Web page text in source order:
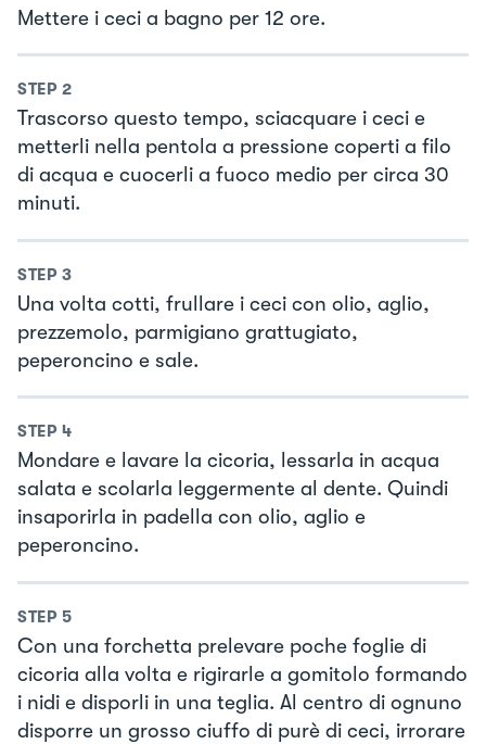
Mettere i ceci a bagno per 12 ore.
STEP 2
Trascorso questo tempo, sciacquare i ceci e
metterli nella pentola a pressione coperti a filo
di acqua e cuocerli a fuoco medio per circa 30
minuti.
STEP 3
Una volta cotti, frullare i ceci con olio, aglio,
prezzemolo, parmigiano grattugiato,
peperoncino e sale.
STEP 4
Mondare e lavare la cicoria, lessarla in acqua
salata e scolarla leggermente al dente. Quindi
insaporirla in padella con olio, aglio e
peperoncino.
STEP 5
Con una forchetta prelevare poche foglie di
cicoria alla volta e rigirarle a gomitolo formando
i nidi e disporli in una teglia. Al centro di ognuno
disporre un grosso ciuffo di purè di ceci, irrorare